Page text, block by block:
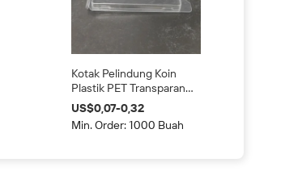
Kotak Pelindung Koin
Plastik PET Transparan
Kustom dengan Kartu
Cetak untuk Koin
Peringatan
US$0,07-0,32
Min. Order: 1000 Buah